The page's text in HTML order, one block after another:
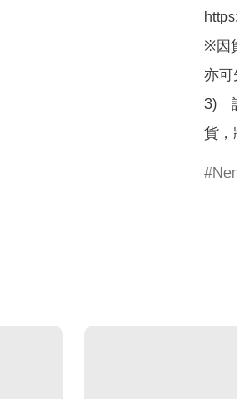
※因
亦可
3)　
貨，